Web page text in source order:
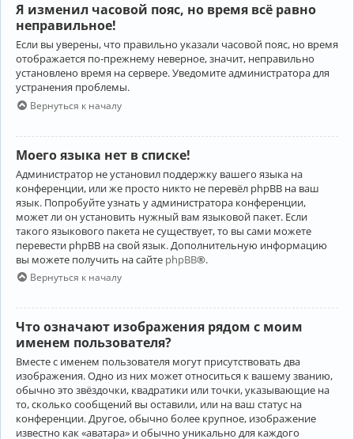
Я изменил часовой пояс, но время всё равно
неправильное!
Если вы уверены, что правильно указали часовой пояс, но время
отображается по-прежнему неверное, значит, неправильно
установлено время на сервере. Уведомите администратора для
устранения проблемы.
Вернуться к началу
Моего языка нет в списке!
Администратор не установил поддержку вашего языка на
конференции, или же просто никто не перевёл phpBB на ваш
язык. Попробуйте узнать у администратора конференции,
может ли он установить нужный вам языковой пакет. Если
такого языкового пакета не существует, то вы сами можете
перевести phpBB на свой язык. Дополнительную информацию
вы можете получить на сайте phpBB®.
Вернуться к началу
Что означают изображения рядом с моим
именем пользователя?
Вместе с именем пользователя могут присутствовать два
изображения. Одно из них может относиться к вашему званию,
обычно это звёздочки, квадратики или точки, указывающие на
то, сколько сообщений вы оставили, или на ваш статус на
конференции. Другое, обычно более крупное, изображение
известно как «аватара» и обычно уникально для каждого